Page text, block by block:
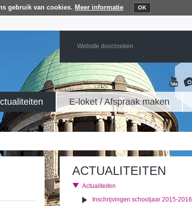
gebruik van cookies. Meer informatie OK
E-loket / Afspraak maken
ACTUALITEITEN
Actualiteiten
Inschrijvingen schooljaar 2015-2016